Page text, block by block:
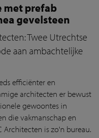
met prefab
gevelsteen
Twee Utrechtse
aan ambachtelijke
efficiënter en
architecten er bewust
gewoontes in
die vakmanschap en
Architecten is zo'n bureau.